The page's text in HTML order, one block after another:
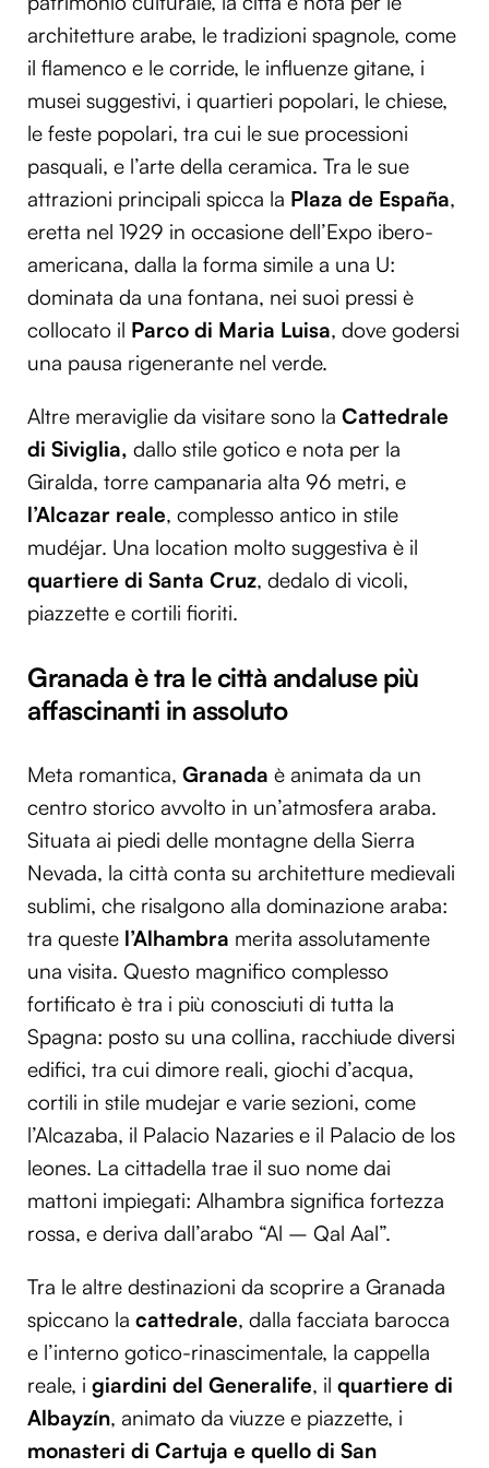
architetture arabe, le tradizioni spagnole, come
il flamenco e le corride, le influenze gitane, i
musei suggestivi, i quartieri popolari, le chiese,
le feste popolari, tra cui le sue processioni
pasquali, e l’arte della ceramica. Tra le sue
attrazioni principali spicca la Plaza de España,
eretta nel 1929 in occasione dell’Expo ibero-
americana, dalla la forma simile a una U:
dominata da una fontana, nei suoi pressi è
collocato il Parco di Maria Luisa, dove godersi
una pausa rigenerante nel verde.
Altre meraviglie da visitare sono la Cattedrale
di Siviglia, dallo stile gotico e nota per la
Giralda, torre campanaria alta 96 metri, e
l’Alcazar reale, complesso antico in stile
mudéjar. Una location molto suggestiva è il
quartiere di Santa Cruz, dedalo di vicoli,
piazzette e cortili fioriti.
Granada è tra le città andaluse più
affascinanti in assoluto
Meta romantica, Granada è animata da un
centro storico avvolto in un’atmosfera araba.
Situata ai piedi delle montagne della Sierra
Nevada, la città conta su architetture medievali
sublimi, che risalgono alla dominazione araba:
tra queste l’Alhambra merita assolutamente
una visita. Questo magnifico complesso
fortificato è tra i più conosciuti di tutta la
Spagna: posto su una collina, racchiude diversi
edifici, tra cui dimore reali, giochi d’acqua,
cortili in stile mudejar e varie sezioni, come
l’Alcazaba, il Palacio Nazaries e il Palacio de los
leones. La cittadella trae il suo nome dai
mattoni impiegati: Alhambra significa fortezza
rossa, e deriva dall’arabo “Al – Qal Aal”.
Tra le altre destinazioni da scoprire a Granada
spiccano la cattedrale, dalla facciata barocca
e l’interno gotico-rinascimentale, la cappella
reale, i giardini del Generalife, il quartiere di
Albayzín, animato da viuzze e piazzette, i
monasteri di Cartuja e quello di San